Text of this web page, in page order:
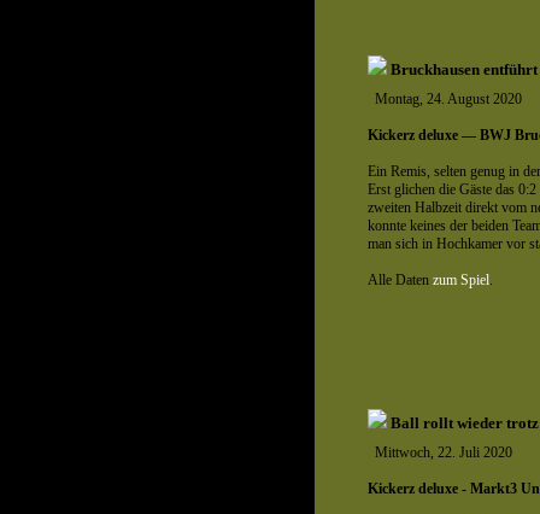
Bruckhausen entführt
Montag, 24. August 2020
Kickerz deluxe — BWJ
Ein Remis, selten genug in
Erst glichen die Gäste das
zweiten Halbzeit direkt vom
konnte keines der beiden
man sich in Hochkamer vor
Alle Daten zum Spiel.
Ball rollt wieder trotz
Mittwoch, 22. Juli 2020
Kickerz deluxe - Markt3